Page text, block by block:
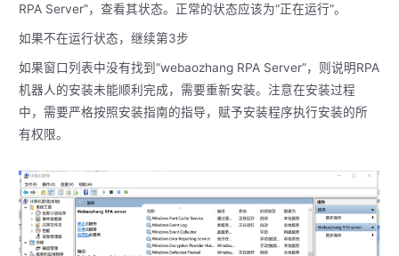
RPA Server”，查看其状态。正常的状态应该为“正在运行”。
如果不在运行状态，继续第3步
如果窗口列表中没有找到“webaozhang RPA Server”，则说明RPA
机器人的安装未能顺利完成，需要重新安装。注意在安装过程
中，需要严格按照安装指南的指导，赋予安装程序执行安装的所
有权限。